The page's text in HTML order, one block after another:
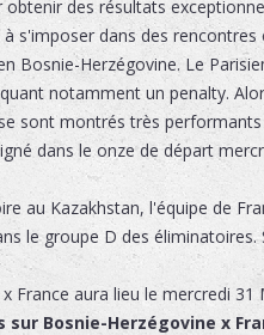
des résultats
s'imposer dans des
Bosnie-Herzégovine. Le
notamment un penalty.
sont montrés très
dans le onze de départ
au Kazakhstan, l'équipe de
le groupe D des
France aura lieu le mercredi 31
Bosnie-Herzégovine x